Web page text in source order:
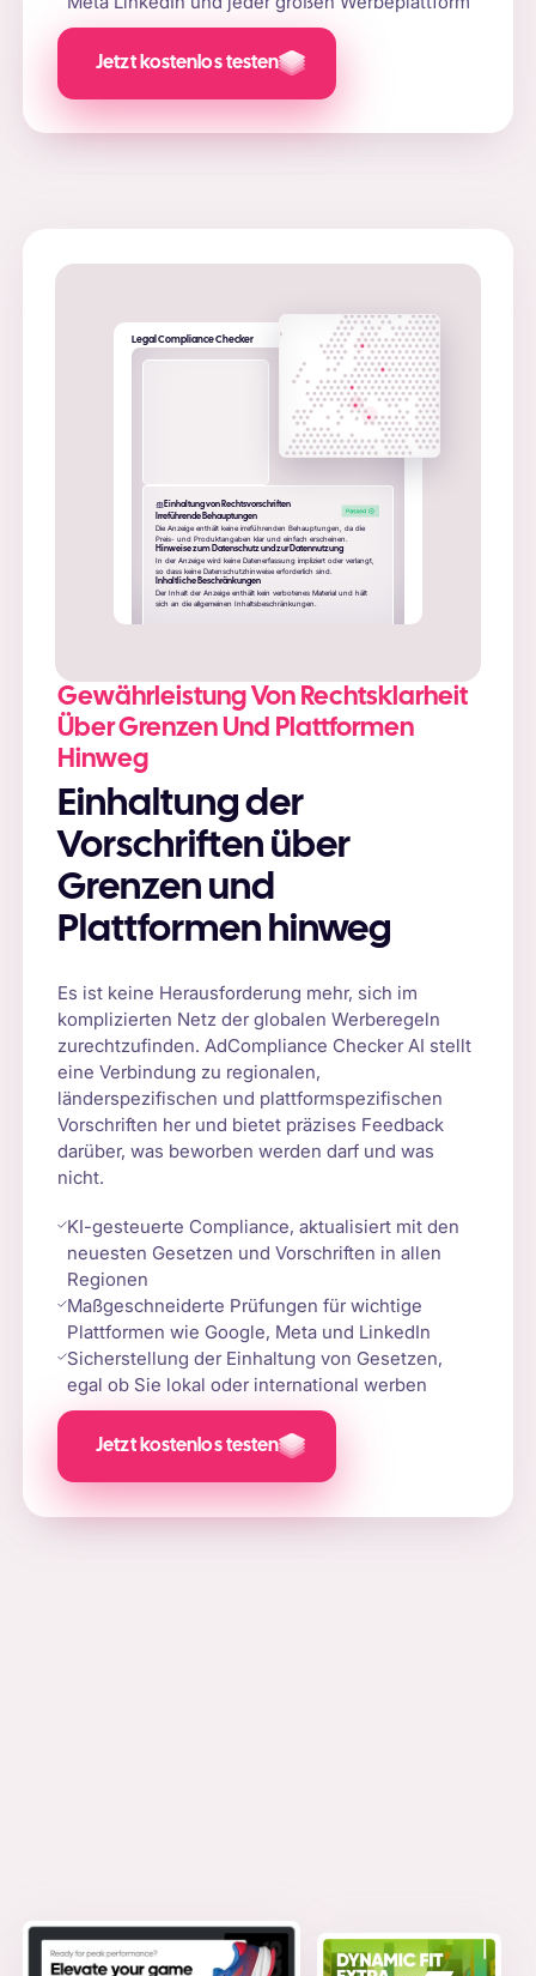
Jetzt kostenlos testen
Gewährleistung Von Rechtsklarheit
Über Grenzen Und Plattformen
Hinweg
Einhaltung der
Vorschriften über
Grenzen und
Plattformen hinweg
Es ist keine Herausforderung mehr, sich im
komplizierten Netz der globalen Werberegeln
zurechtzufinden. AdCompliance Checker AI stellt
eine Verbindung zu regionalen,
länderspezifischen und plattformspezifischen
Vorschriften her und bietet präzises Feedback
darüber, was beworben werden darf und was
nicht.
KI-gesteuerte Compliance, aktualisiert mit den
neuesten Gesetzen und Vorschriften in allen
Regionen
Maßgeschneiderte Prüfungen für wichtige
Plattformen wie Google, Meta und LinkedIn
Sicherstellung der Einhaltung von Gesetzen,
egal ob Sie lokal oder international werben
Jetzt kostenlos testen
Legal Compliance Checker
Einhaltung von Rechtsvorschriften
Irreführende Behauptungen
Die Anzeige enthält keine irreführenden Behauptungen, da die
Preis- und Produktangaben klar und einfach erscheinen.
Hinweise zum Datenschutz und zur Datennutzung
In der Anzeige wird keine Datenerfassung impliziert oder verlangt,
so dass keine Datenschutzhinweise erforderlich sind.
Inhaltliche Beschränkungen
Der Inhalt der Anzeige enthält kein verbotenes Material und hält
sich an die allgemeinen Inhaltsbeschränkungen.